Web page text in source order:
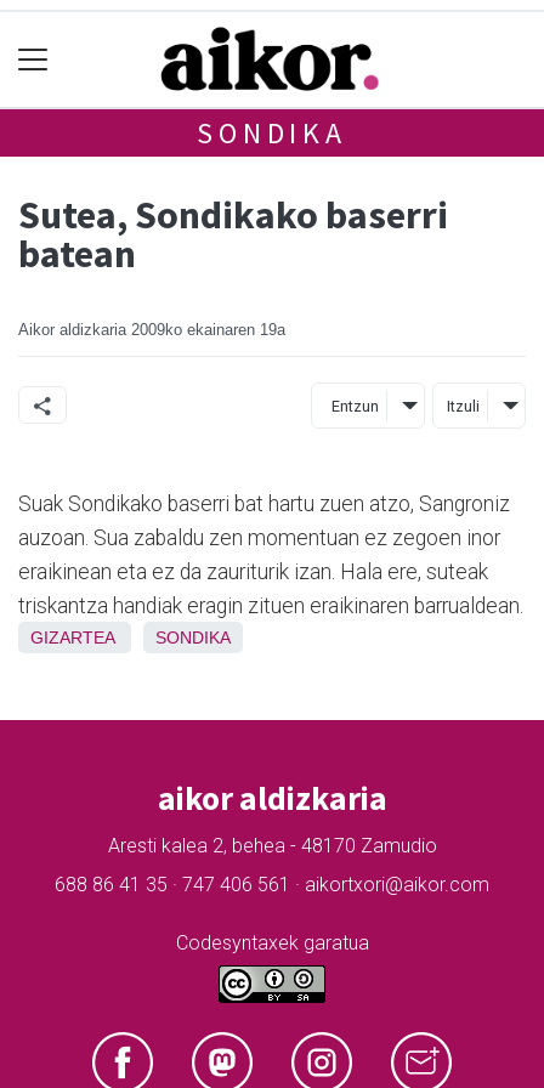
SONDIKA
Sutea, Sondikako baserri
batean
Aikor aldizkaria 2009ko ekainaren 19a
Entzun Itzuli
Suak Sondikako baserri bat hartu zuen atzo, Sangroniz
auzoan. Sua zabaldu zen momentuan ez zegoen inor
eraikinean eta ez da zauriturik izan. Hala ere, suteak
triskantza handiak eragin zituen eraikinaren barrualdean.
GIZARTEA SONDIKA
aikor aldizkaria
Aresti kalea 2, behea - 48170 Zamudio
688 86 41 35 · 747 406 561 · aikortxori@aikor.com
Codesyntaxek garatua